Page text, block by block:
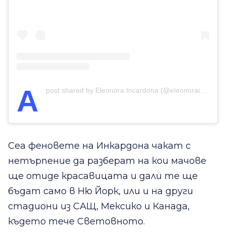
A post shared by Eleonora Incardona (@eleonoraincardona)
Сеа феновете на Инкардона чакат с
нетърпение да разберат на кои мачове
ще отиде красавицата и дали те ще
бъдат само в Ню Йорк, или и на други
стадиони из САЩ, Мексико и Канада,
където тече Световното.